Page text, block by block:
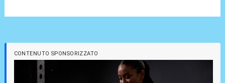
CONTENUTO SPONSORIZZATO